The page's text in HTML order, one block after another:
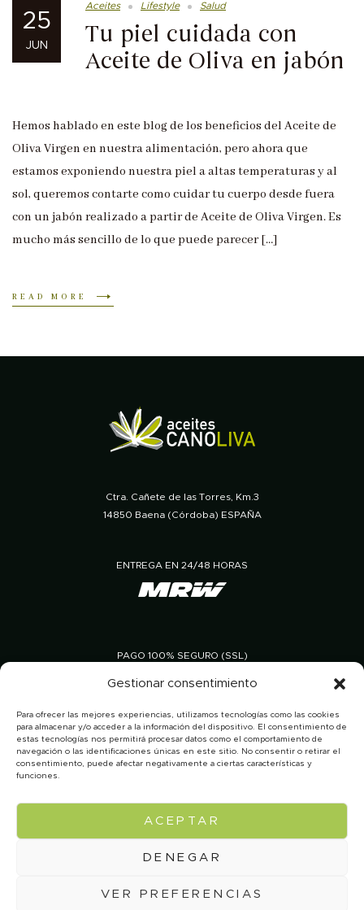
Gestionar consentimiento
Para ofrecer las mejores experiencias, utilizamos tecnologías como las cookies
para almacenar y/o acceder a la información del dispositivo. El consentimiento de
estas tecnologías nos permitirá procesar datos como el comportamiento de
navegación o las identificaciones únicas en este sitio. No consentir o retirar el
consentimiento, puede afectar negativamente a ciertas características y
funciones.
ACEPTAR
DENEGAR
VER PREFERENCIAS
25
JUN
Aceites Lifestyle Salud
Tu piel cuidada con
Aceite de Oliva en jabón
Hemos hablado en este blog de los beneficios del Aceite de
Oliva Virgen en nuestra alimentación, pero ahora que
estamos exponiendo nuestra piel a altas temperaturas y al
sol, queremos contarte como cuidar tu cuerpo desde fuera
con un jabón realizado a partir de Aceite de Oliva Virgen. Es
mucho más sencillo de lo que puede parecer […]
READ MORE
Ctra. Cañete de las Torres, Km.3
14850 Baena (Córdoba) ESPAÑA
ENTREGA EN 24/48 HORAS
PAGO 100% SEGURO (SSL)
Aviso legal
Política de privacidad
Condiciones de venta y devolución
vacaciones de verano del 7 al 31 de agosto. Los pedidos
realizados durante este periodo se procesarán y enviarán a
partir del 31 de agosto, por orden de recepción. Disculpen
las molestias y gracias por su comprensión.